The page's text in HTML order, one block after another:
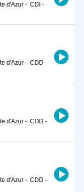
d'Azur - CDI -
d'Azur - CDD -
d'Azur - CDD -
d'Azur - CDD -